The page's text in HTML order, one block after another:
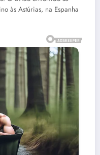
às Astúrias, na Espanha